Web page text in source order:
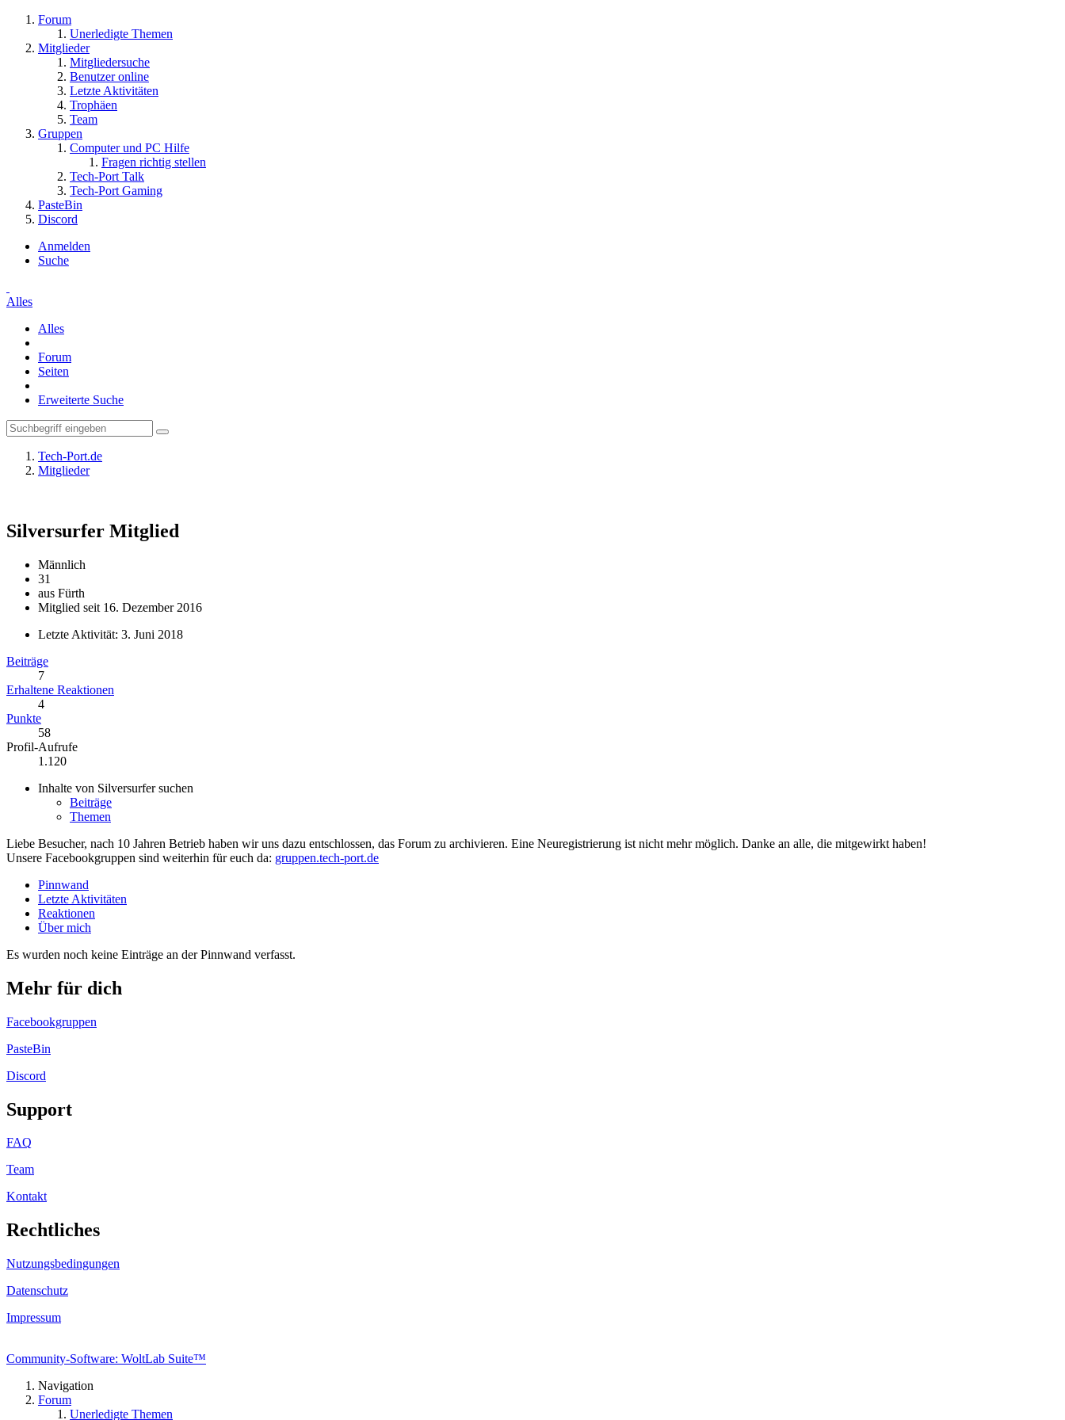
Forum
Unerledigte Themen
Mitglieder
Mitgliedersuche
Benutzer online
Letzte Aktivitäten
Trophäen
Team
Gruppen
Computer und PC Hilfe
Fragen richtig stellen
Tech-Port Talk
Tech-Port Gaming
PasteBin
Discord
Anmelden
Suche
Alles
Alles
Forum
Seiten
Erweiterte Suche
Tech-Port.de
Mitglieder
Silversurfer Mitglied
Männlich
31
aus Fürth
Mitglied seit 16. Dezember 2016
Letzte Aktivität: 3. Juni 2018
Beiträge
7
Erhaltene Reaktionen
4
Punkte
58
Profil-Aufrufe
1.120
Inhalte von Silversurfer suchen
Beiträge
Themen
Liebe Besucher, nach 10 Jahren Betrieb haben wir uns dazu entschlossen, das Forum zu archivieren. Eine Neuregistrierung ist nicht mehr möglich. Danke an alle, die mitgewirkt haben!
Unsere Facebookgruppen sind weiterhin für euch da: gruppen.tech-port.de
Pinnwand
Letzte Aktivitäten
Reaktionen
Über mich
Es wurden noch keine Einträge an der Pinnwand verfasst.
Mehr für dich
Facebookgruppen
PasteBin
Discord
Support
FAQ
Team
Kontakt
Rechtliches
Nutzungsbedingungen
Datenschutz
Impressum
Community-Software: WoltLab Suite™
Navigation
Forum
Unerledigte Themen